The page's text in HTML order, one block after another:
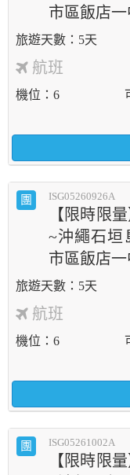
市區飯店
5天
航班
機位 6
團 ISG05260926A
【限時限
~沖繩石垣
市區飯店
5天
航班
機位 6
團 ISG05261002A
【限時限